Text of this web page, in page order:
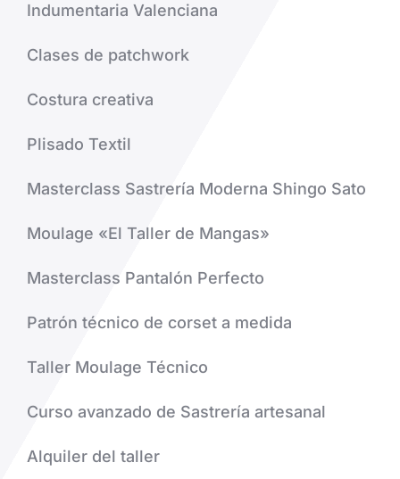
Indumentaria Valenciana
Clases de patchwork
Costura creativa
Plisado Textil
Masterclass Sastrería Moderna Shingo Sato
Moulage «El Taller de Mangas»
Masterclass Pantalón Perfecto
Patrón técnico de corset a medida
Taller Moulage Técnico
Curso avanzado de Sastrería artesanal
Alquiler del taller